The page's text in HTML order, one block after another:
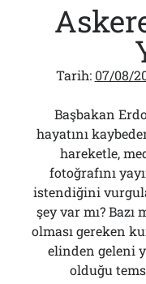
Tarih: 07/08/
Başbakan
hayatını
hareketle,
fotoğrafını
istendiğini
şey var mı?
olması gereken
elinden geleni
olduğu